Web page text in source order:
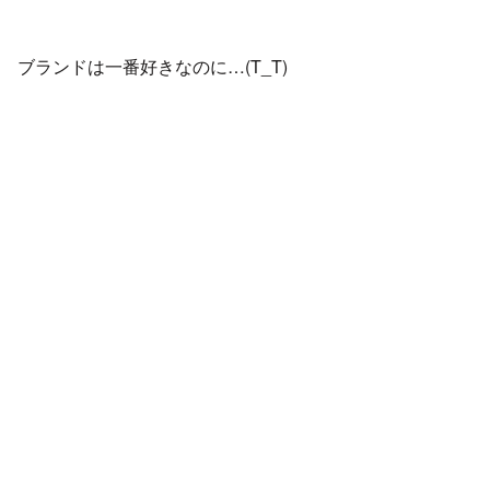
ブランドは一番好きなのに…(T_T)